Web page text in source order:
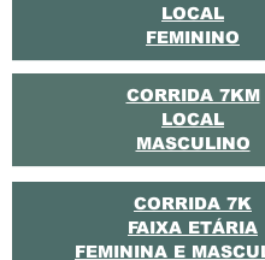
LOCAL
FEMININO
CORRIDA 7KM
LOCAL
MASCULINO
CORRIDA 7K
FAIXA ETÁRIA
FEMININA E